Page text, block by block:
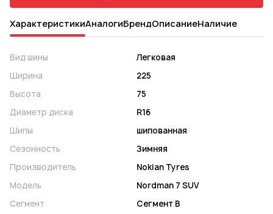
ХарактеристикиАналогиБрендОписаниеНаличие
Вид шины
Легковая
Ширина
225
Высота
75
Диаметр диска
R16
Шипы
шипованная
Сезонность
Зимняя
Производитель
Nokian Tyres
Модель
Nordman 7 SUV
Сегмент
Сегмент B